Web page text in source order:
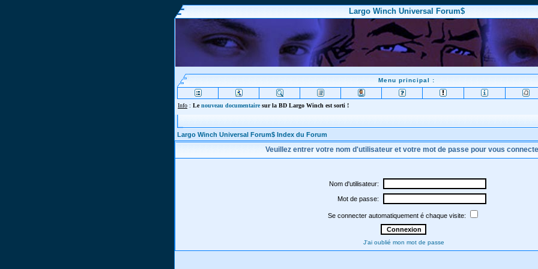
Largo Winch Universal Forum$
Menu principal :
Info : Lenouveau documentairesur la BD Largo Winch est sorti !
Largo Winch Universal Forum$ Index du Forum
Veuillez entrer votre nom d'utilisateur et votre mot de passe pour vous
Nom d'utilisateur:
Mot de passe:
Se connecter automatiquement é chaque visite:
J'ai oublié mon mot de passe